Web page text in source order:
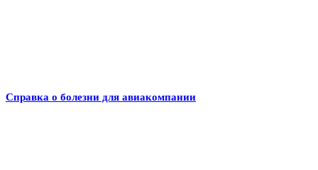
Справка о болезни для авиакомпании